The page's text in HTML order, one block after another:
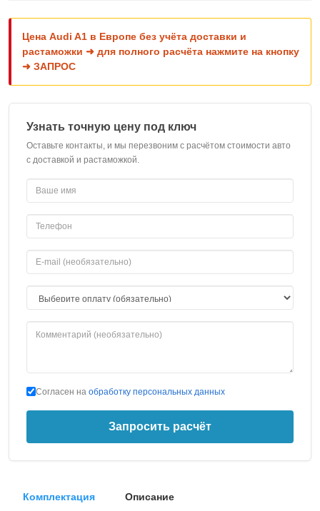
Цена Audi A1 в Европе без учёта доставки и
растаможки ➜ для полного расчёта нажмите на кнопку
➜ ЗАПРОС
Узнать точную цену под ключ
Оставьте контакты, и мы перезвоним с расчётом стоимости авто
с доставкой и растаможкой.
Согласен на обработку персональных данных
Запросить расчёт
Комплектация Описание